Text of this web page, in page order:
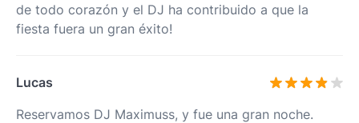
de todo corazón y el DJ ha contribuido a que la
fiesta fuera un gran éxito!
Lucas
Reservamos DJ Maximuss, y fue una gran noche.